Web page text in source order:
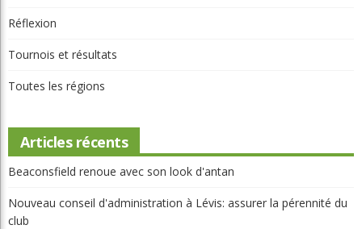
Réflexion
Tournois et résultats
Toutes les régions
Articles récents
Beaconsfield renoue avec son look d'antan
Nouveau conseil d'administration à Lévis: assurer la pérennité du
club